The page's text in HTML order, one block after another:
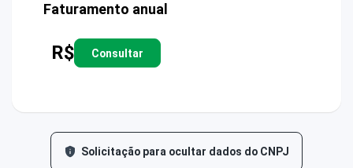
Faturamento anual
R$ Consultar
Solicitação para ocultar dados do CNPJ